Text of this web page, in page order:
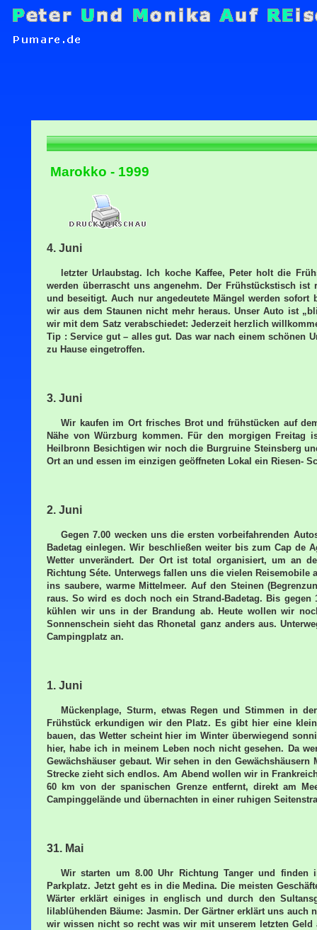
Marokko - 1999
4. Juni
letzter Urlaubstag. Ich koche Kaffee, Peter holt die
werden überrascht uns angenehm. Der Frühstückstisch
und beseitigt. Auch nur angedeutete Mängel werden
wir aus dem Staunen nicht mehr heraus. Unser Auto ist
wir mit dem Satz verabschiedet: Jederzeit herzlich
Tip : Service gut – alles gut. Das war nach einem schönen
zu Hause eingetroffen.
3. Juni
Wir kaufen im Ort frisches Brot und frühstücken auf
Nähe von Würzburg kommen. Für den morgigen Freitag
Heilbronn Besichtigen wir noch die Burgruine Steinsberg
Ort an und essen im einzigen geöffneten Lokal ein Riesen-
2. Juni
Gegen 7.00 wecken uns die ersten vorbeifahrenden
Badetag einlegen. Wir beschließen weiter bis zum Cap
Wetter unverändert. Der Ort ist total organisiert, um an
Richtung Séte. Unterwegs fallen uns die vielen
ins saubere, warme Mittelmeer. Auf den Steinen
raus. So wird es doch noch ein Strand-Badetag. Bis
kühlen wir uns in der Brandung ab. Heute wollen wir
Sonnenschein sieht das Rhonetal ganz anders aus.
Campingplatz an.
1. Juni
Mückenplage, Sturm, etwas Regen und Stimmen in
Frühstück erkundigen wir den Platz. Es gibt hier eine
bauen, das Wetter scheint hier im Winter überwiegend
hier, habe ich in meinem Leben noch nicht gesehen. Da
Gewächshäuser gebaut. Wir sehen in den
Strecke zieht sich endlos. Am Abend wollen wir in
60 km von der spanischen Grenze entfernt, direkt am
Campinggelände und übernachten in einer ruhigen
31. Mai
Wir starten um 8.00 Uhr Richtung Tanger und finden
Parkplatz. Jetzt geht es in die Medina. Die meisten
Wärter erklärt einiges in englisch und durch den
lilablühenden Bäume: Jasmin. Der Gärtner erklärt uns
wir wissen nicht so recht was wir mit unserem letzten